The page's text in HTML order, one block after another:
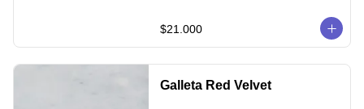
$21.000
Galleta Red Velvet